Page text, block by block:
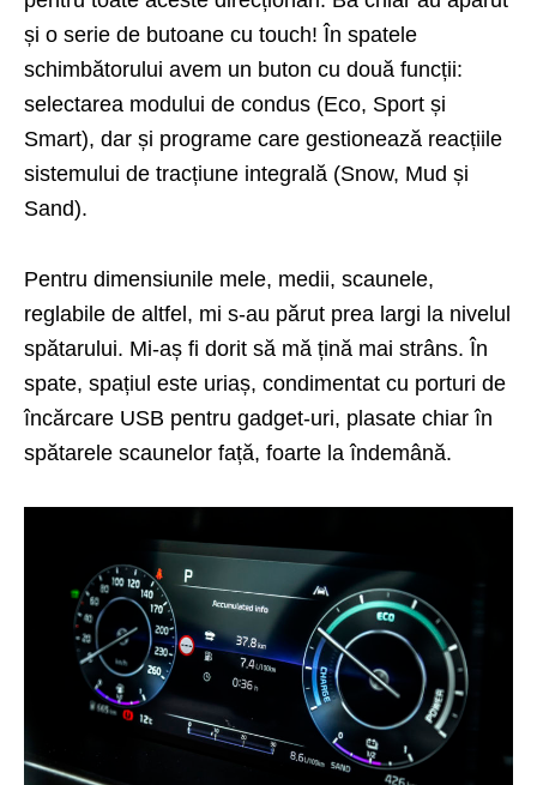
și o serie de butoane cu touch! În spatele
schimbătorului avem un buton cu două funcții:
selectarea modului de condus (Eco, Sport și
Smart), dar și programe care gestionează reacțiile
sistemului de tracțiune integrală (Snow, Mud și
Sand).
Pentru dimensiunile mele, medii, scaunele,
reglabile de altfel, mi s-au părut prea largi la nivelul
spătarului. Mi-aș fi dorit să mă țină mai strâns. În
spate, spațiul este uriaș, condimentat cu porturi de
încărcare USB pentru gadget-uri, plasate chiar în
spătarele scaunelor față, foarte la îndemână.